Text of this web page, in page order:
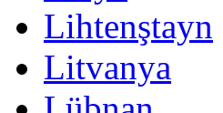
Lihtenştayn
Litvanya